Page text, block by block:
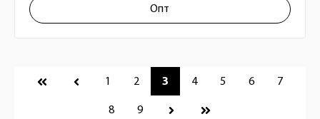
Опт
Пагинация 1 2 3 4 5 6 7
8 9